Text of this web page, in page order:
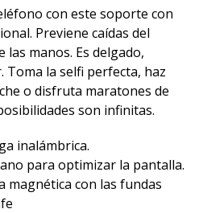
con este soporte con
Previene caídas del
las manos. Es delgado,
Toma la selfi perfecta, haz
o disfruta maratones de
son infinitas.
inalámbrica.
para optimizar la pantalla.
magnética con las fundas